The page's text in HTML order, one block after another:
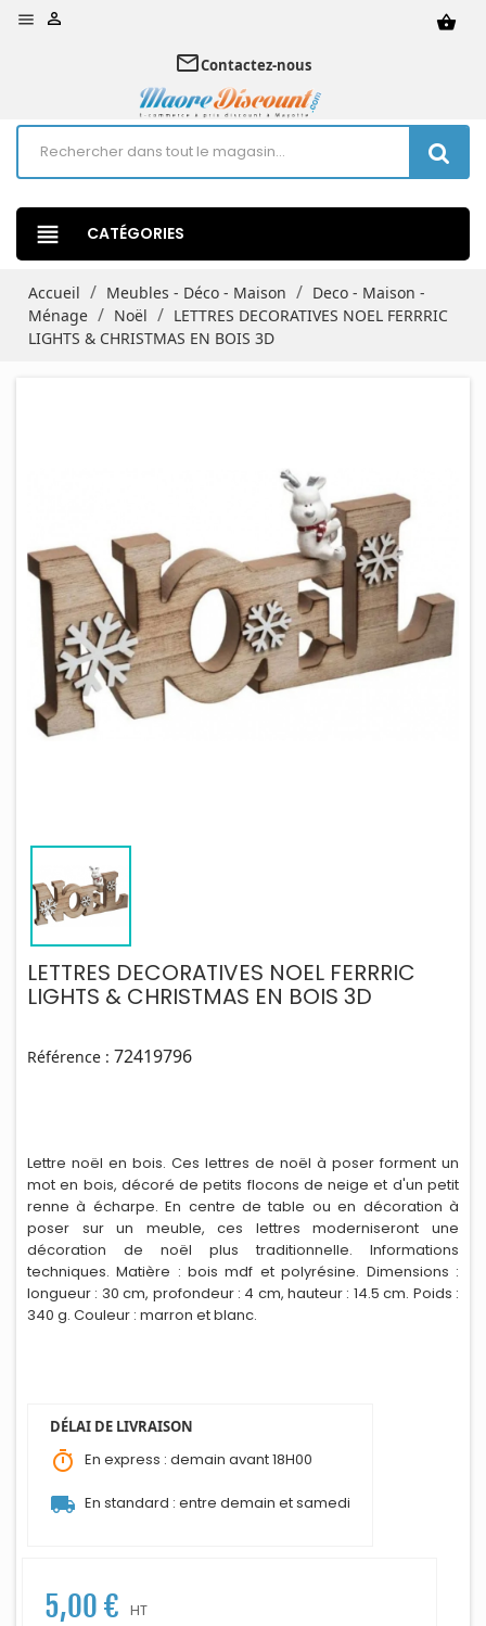
 shopping_basket

mail_outlineContactez-nous
view_headline CATÉGORIES
Accueil Meubles - Déco - Maison
Deco - Maison -
Ménage
Noël
LETTRES DECORATIVES NOEL FERRRIC
LIGHTS & CHRISTMAS EN BOIS 3D
LETTRES DECORATIVES NOEL FERRRIC
LIGHTS & CHRISTMAS EN BOIS 3D
Référence : 72419796
Lettre noël en bois. Ces lettres de noël à poser forment un
mot en bois, décoré de petits flocons de neige et d'un petit
renne à écharpe. En centre de table ou en décoration à
poser sur un meuble, ces lettres moderniseront une
décoration de noël plus traditionnelle. Informations
techniques. Matière : bois mdf et polyrésine. Dimensions :
longueur : 30 cm, profondeur : 4 cm, hauteur : 14.5 cm. Poids :
340 g. Couleur : marron et blanc.
DÉLAI DE LIVRAISON
timer En express : demain avant 18H00
local_shipping En standard : entre demain et samedi
5,00 € HT